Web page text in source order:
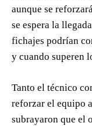
aunque se
se espera la
fichajes podrían
y cuando superen
Tanto el técnico
reforzar el equipo
subrayaron que el